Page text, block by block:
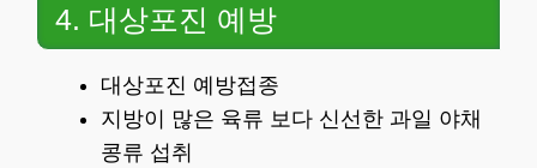
4. 대상포진 예방
대상포진 예방접종
지방이 많은 육류 보다 신선한 과일 야채
콩류 섭취